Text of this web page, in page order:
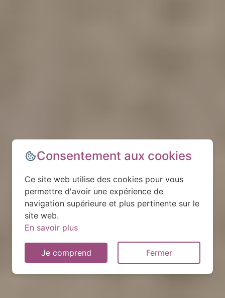
Consentement aux cookies
Ce site web utilise des cookies pour vous
permettre d'avoir une expérience de
navigation supérieure et plus pertinente sur le
site web.
En savoir plus
Je comprend Fermer